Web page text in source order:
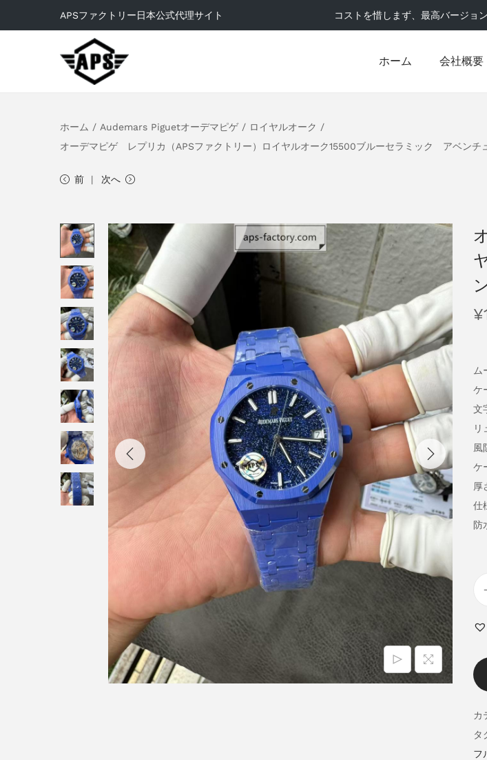
APSファクトリー日本公式代理サイト コストを惜しまず、最高バージョ
ホーム 会社概要
ホーム / Audemars Piguetオーデマピゲ / ロイヤルオーク /
オーデマピゲ レプリカ（APSファクトリー）ロイヤルオーク15500ブルーセラミック アベン
前 次へ
¥
ム
ケ
文
リ
風
ケ
厚
仕
防
カ
タ
フ